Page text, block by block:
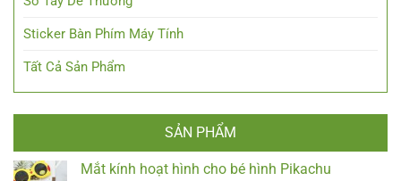
Sticker Bàn Phím Máy Tính
Tất Cả Sản Phẩm
SẢN PHẨM
Mắt kính hoạt hình cho bé hình Pikachu